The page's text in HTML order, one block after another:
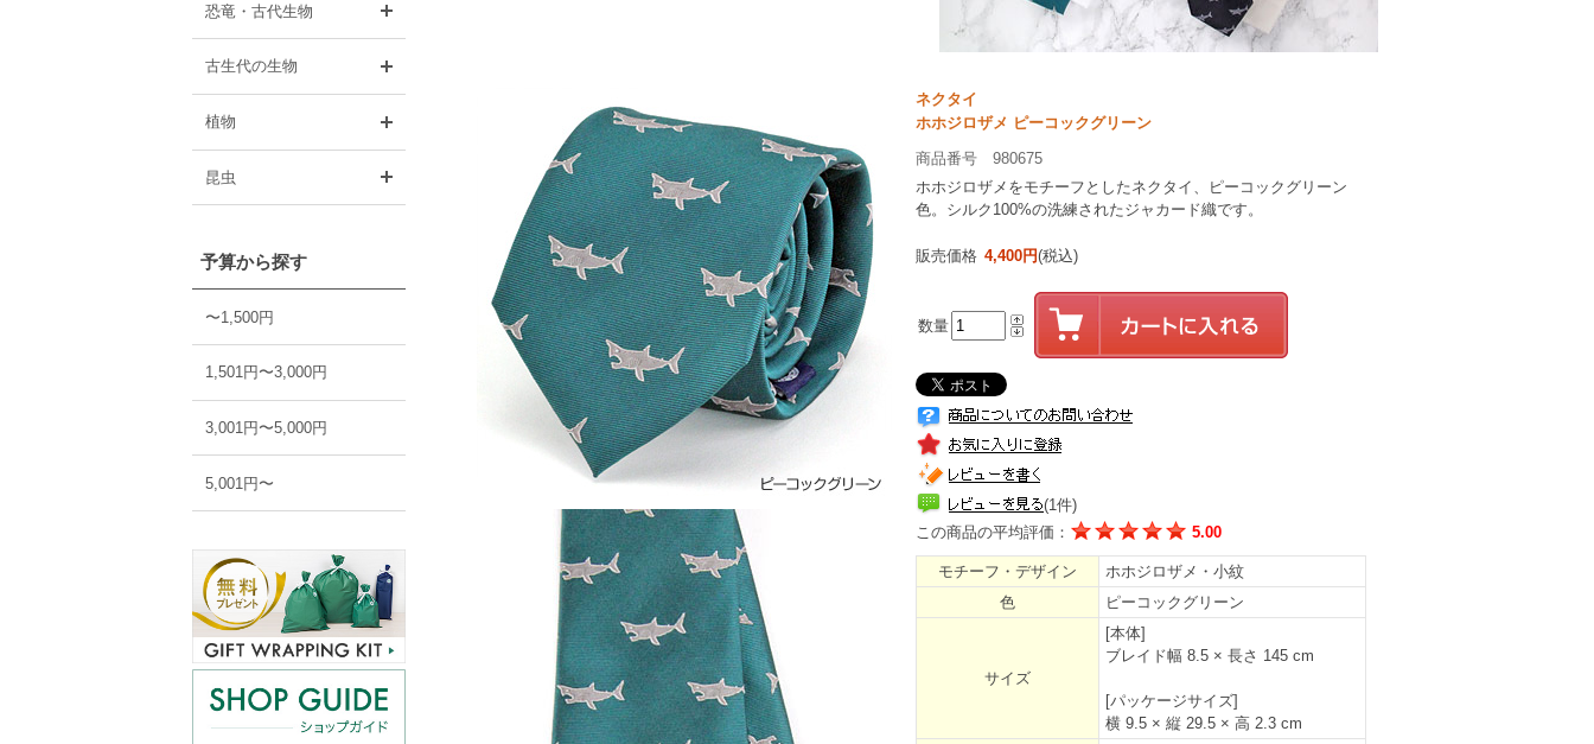
恐竜・古代生物
古生代の生物
植物
昆虫
予算から探す
〜1,500円
1,501円〜3,000円
3,001円〜5,000円
5,001円〜
ネクタイ
ホホジロザメ ピーコックグリーン
商品番号 980675
ホホジロザメをモチーフとしたネクタイ、ピーコックグリーン
色。シルク100%の洗練されたジャカード織です。
販売価格 4,400円(税込)
数量
(1件)
この商品の平均評価：
5.00
モチーフ・デザイン
ホホジロザメ・小紋
色
ピーコックグリーン
サイズ
[本体]
ブレイド幅 8.5 × 長さ 145 cm
[パッケージサイズ]
横 9.5 × 縦 29.5 × 高 2.3 cm